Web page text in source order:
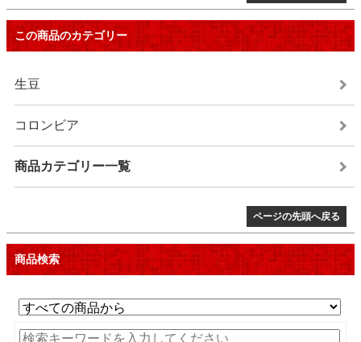
この商品のカテゴリー
生豆
コロンビア
商品カテゴリー一覧
ページの先頭へ戻る
商品検索